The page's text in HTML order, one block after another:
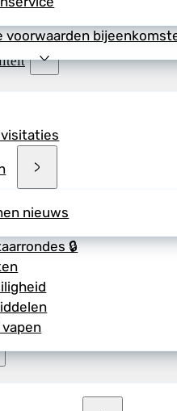
voorwaarden
nieuws
🔒